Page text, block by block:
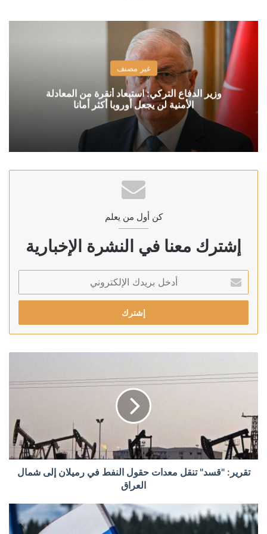
غير مصنف
وزير الدفاع التركي: استبعاد أنقرة من المعادلة
الأمنية لن يجعل أوروبا أكثر أمانا
كن أول من يعلم
إشترك معنا في النشرة الإخبارية
بريدك
الإلكتروني
تقرير: "قسد" تنقل معدات حقول النفط في رميلان إلى شمال
العراق